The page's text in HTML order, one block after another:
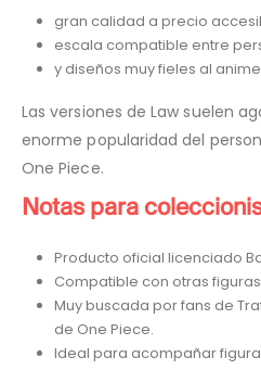
gran calidad a precio
escala compatible entre
y diseños muy fieles al
Las versiones de Law suelen
enorme popularidad del
One Piece.
Notas para
Producto oficial licenciado
Compatible con otras figuras
Muy buscada por fans de
de One Piece.
Ideal para acompañar